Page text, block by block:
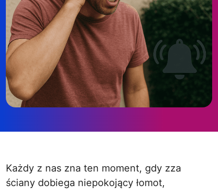
Każdy z nas zna ten moment, gdy zza
ściany dobiega niepokojący łomot,